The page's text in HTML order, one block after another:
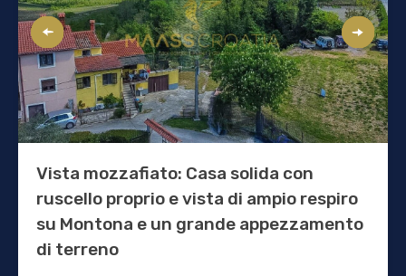
Vista mozzafiato: Casa solida con
ruscello proprio e vista di ampio respiro
su Montona e un grande appezzamento
di terreno